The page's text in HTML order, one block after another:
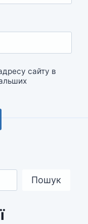
сайту в
Пошук